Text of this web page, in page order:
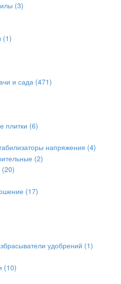
(3)
(1)
и сада (471)
плитки (6)
напряжения (4)
(2)
(20)
(17)
удобрений (1)
(10)